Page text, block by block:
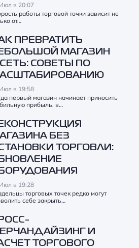
в 20:07
работы торговой точки зависит не
от…
ПРЕВРАТИТЬ
МАГАЗИН
СЕТЬ: СОВЕТЫ ПО
в 19:58
первый магазин начинает приносить
прибыль, в…
БЕЗ
ТОРГОВЛИ:
в 19:28
торговых точек редко могут
себе закрыть…
И
ТОРГОВОГО